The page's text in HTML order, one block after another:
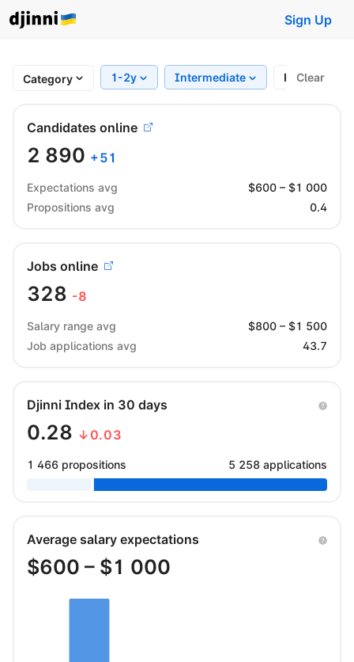
Sign Up
Category 1-2y Intermediate Region
Clear
Candidates online
2 890 +51
Expectations avg $600 – $1 000
Propositions avg
0.4
Jobs online
328 -8
Salary range avg $800 – $1 500
Job applications avg
43.7
Djinni Index in 30 days
0.28 ↓0.03
1 466 propositions 5 258 applications
Average salary expectations
$600 – $1 000